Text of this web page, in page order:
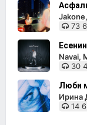
73
Есенин
Navai,
30
Люби
Ирина
14